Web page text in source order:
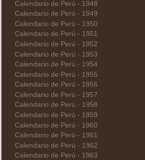
Calendario de Perú - 1948
Calendario de Perú - 1949
Calendario de Perú - 1950
Calendario de Perú - 1951
Calendario de Perú - 1952
Calendario de Perú - 1953
Calendario de Perú - 1954
Calendario de Perú - 1955
Calendario de Perú - 1956
Calendario de Perú - 1957
Calendario de Perú - 1958
Calendario de Perú - 1959
Calendario de Perú - 1960
Calendario de Perú - 1961
Calendario de Perú - 1962
Calendario de Perú - 1963